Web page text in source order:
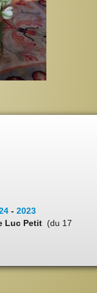
- 2023
Luc Petit (du 17